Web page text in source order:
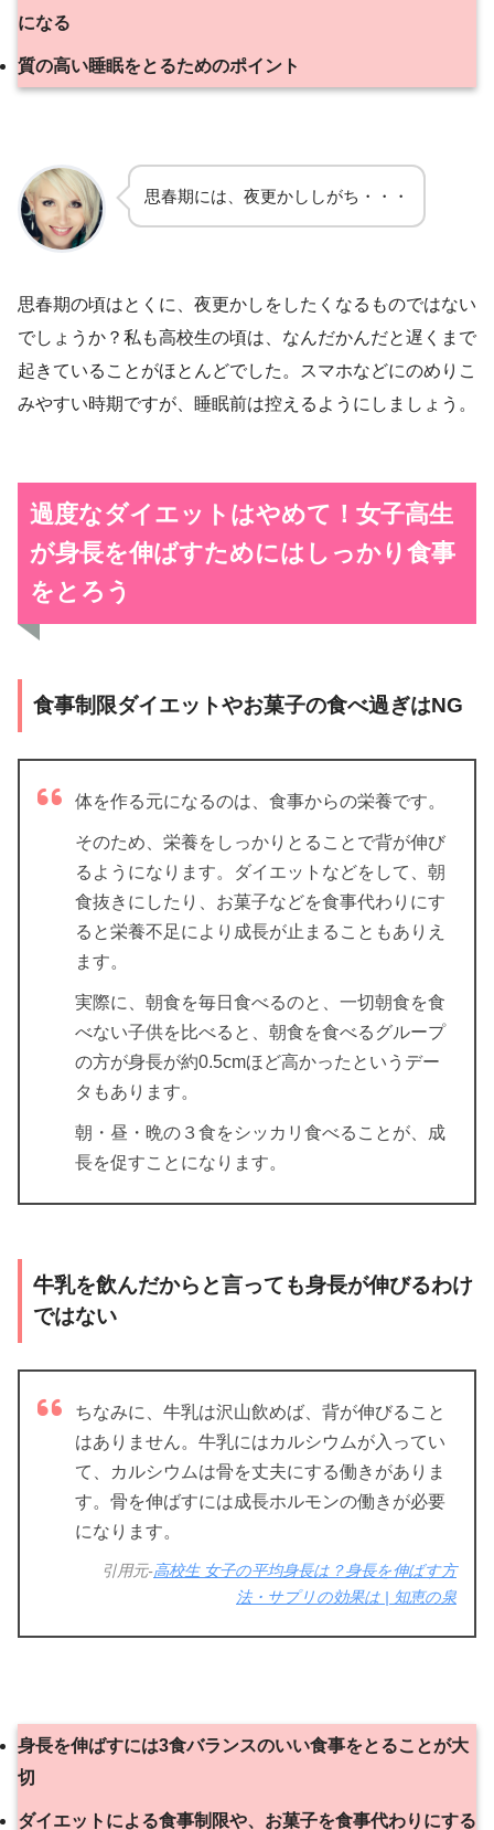
になる
質の高い睡眠をとるためのポイント
思春期には、夜更かししがち・・・
思春期の頃はとくに、夜更かしをしたくなるものではない
でしょうか？私も高校生の頃は、なんだかんだと遅くまで
起きていることがほとんどでした。スマホなどにのめりこ
みやすい時期ですが、睡眠前は控えるようにしましょう。
過度なダイエットはやめて！女子高生
が身長を伸ばすためにはしっかり食事
をとろう
食事制限ダイエットやお菓子の食べ過ぎはNG
体を作る元になるのは、食事からの栄養です。
そのため、栄養をしっかりとることで背が伸び
るようになります。ダイエットなどをして、朝
食抜きにしたり、お菓子などを食事代わりにす
ると栄養不足により成長が止まることもありえ
ます。
実際に、朝食を毎日食べるのと、一切朝食を食
べない子供を比べると、朝食を食べるグループ
の方が身長が約0.5cmほど高かったというデー
タもあります。
朝・昼・晩の３食をシッカリ食べることが、成
長を促すことになります。
牛乳を飲んだからと言っても身長が伸びるわけ
ではない
ちなみに、牛乳は沢山飲めば、背が伸びること
はありません。牛乳にはカルシウムが入ってい
て、カルシウムは骨を丈夫にする働きがありま
す。骨を伸ばすには成長ホルモンの働きが必要
になります。
引用元-高校生 女子の平均身長は？身長を伸ばす方
法・サプリの効果は | 知恵の泉
身長を伸ばすには3食バランスのいい食事をとることが大
切
ダイエットによる食事制限や、お菓子を食事代わりにする